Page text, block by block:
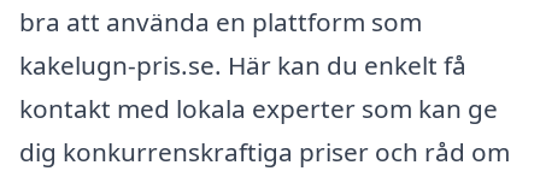
bra att använda en plattform som
kakelugn-pris.se. Här kan du enkelt få
kontakt med lokala experter som kan ge
dig konkurrenskraftiga priser och råd om